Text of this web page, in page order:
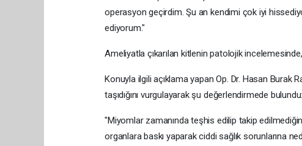
operasyon geçirdim. Şu an kendimi çok iyi
ediyorum."
Ameliyatla çıkarılan kitlenin patolojik
Konuyla ilgili açıklama yapan Op. Dr. Hasan Burak
taşıdığını vurgulayarak şu değerlendirmede bulundu:
"Miyomlar zamanında teşhis edilip takip
organlara baskı yaparak ciddi sağlık sorunlarına